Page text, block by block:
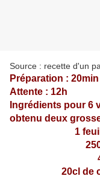
Source : recette d'un
Préparation : 20min
Attente : 12h
Ingrédients pour 6
obtenu deux
1
20cl de